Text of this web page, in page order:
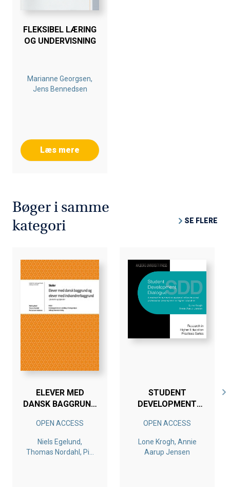
FLEKSIBEL LÆRING
OG UNDERVISNING
Marianne Georgsen,
Jens Bennedsen
Læs mere
Bøger i samme
kategori
SE FLERE
ELEVER MED
DANSK BAGGRUND
INDVANDRERBAGGRUND
OPEN ACCESS
Niels Egelund,
Thomas Nordahl, Pia
STUDENT
DEVELOPMENT
OPEN ACCESS
Lone Krogh, Annie
Aarup Jensen